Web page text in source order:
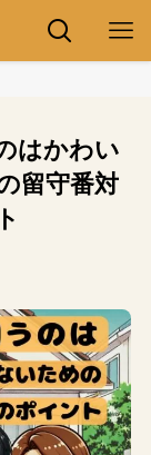
はかわい
留守番対